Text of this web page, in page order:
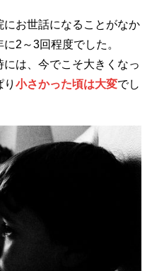
お世話になることがなか
2～3回程度でした。
は、今でこそ大きくなっ
小さかった頃は大変でし